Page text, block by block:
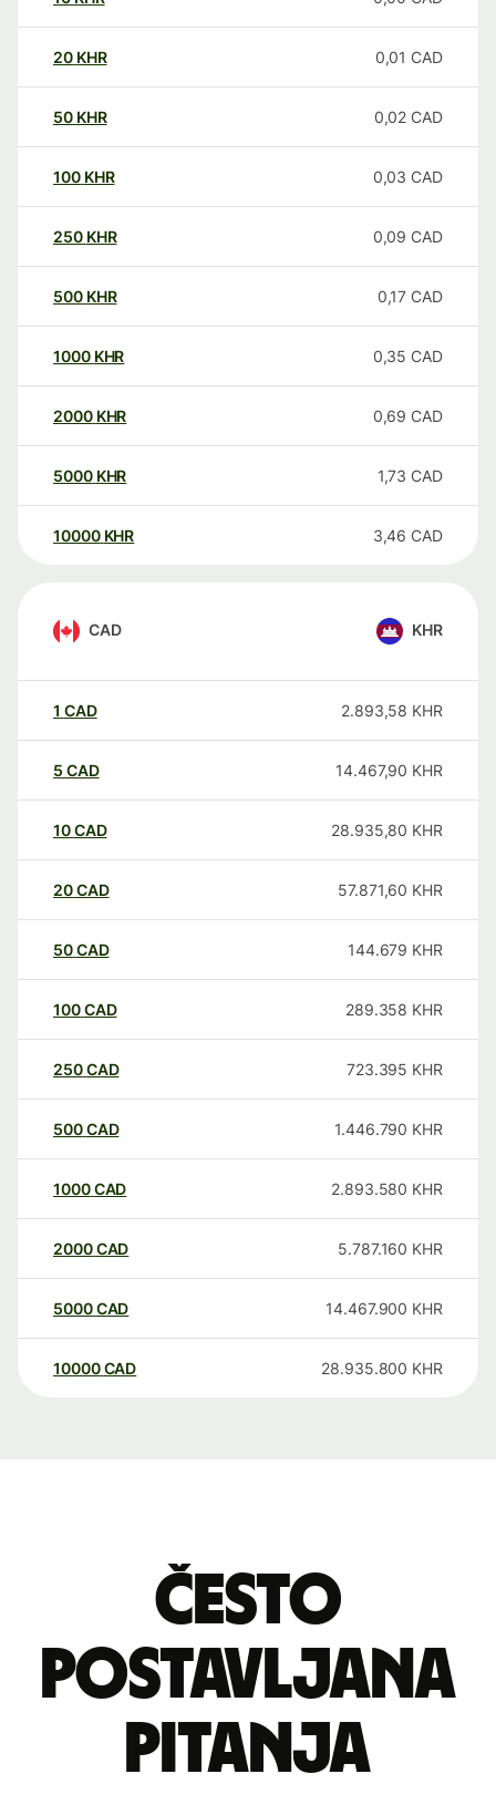
20 KHR 0,01 CAD
50 KHR 0,02 CAD
100 KHR 0,03 CAD
250 KHR 0,09 CAD
500 KHR 0,17 CAD
1000 KHR 0,35 CAD
2000 KHR 0,69 CAD
5000 KHR 1,73 CAD
10000 KHR 3,46 CAD
CAD KHR
1 CAD 2.893,58 KHR
5 CAD 14.467,90 KHR
10CAD 28.935,80 KHR
20CAD 57.871,60 KHR
50CAD 144.679 KHR
100CAD 289.358 KHR
250CAD 723.395 KHR
500CAD 1.446.790 KHR
1000CAD 2.893.580 KHR
2000CAD 5.787.160 KHR
5000CAD 14.467.900 KHR
10000 CAD 28.935.800 KHR
Često
postavljana
pitanja